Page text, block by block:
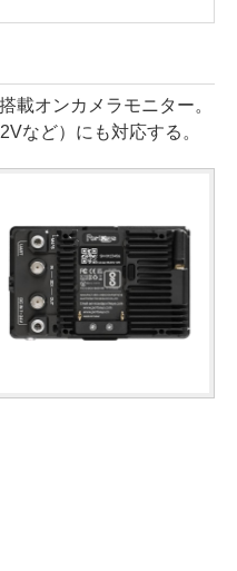
載オンカメラモニター。
など）にも対応する。